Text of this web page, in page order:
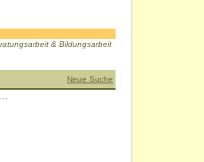
& Bildungsarbeit
Neue Suche